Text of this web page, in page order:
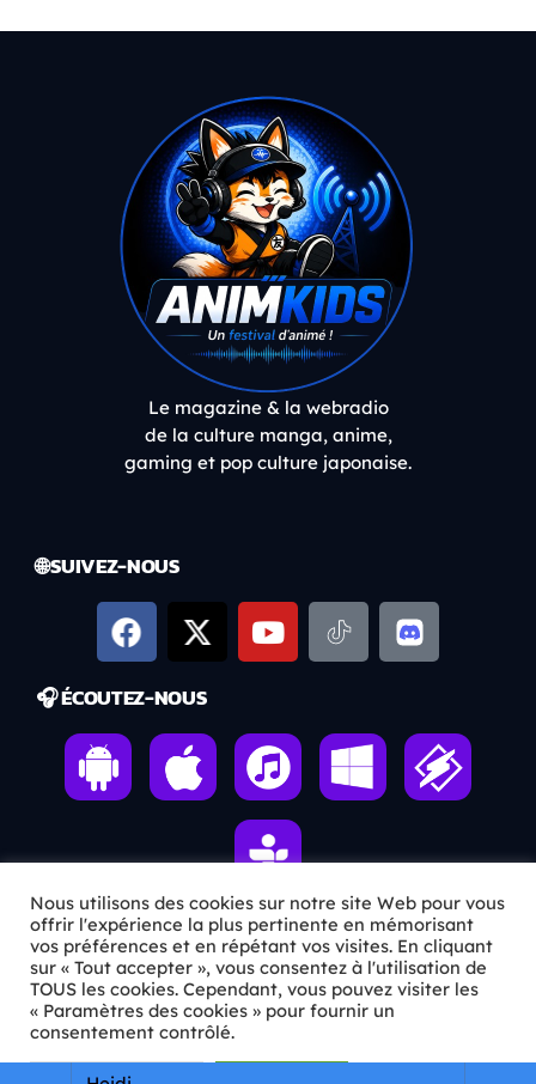
Le magazine & la webradio
de la culture manga, anime,
gaming et pop culture japonaise.
🌐 SUIVEZ-NOUS
🎧 ÉCOUTEZ-NOUS
ℹ️ INFOS PRATIQUES
✉️Contact
🦊Qui sommes-nous ?
Nous utilisons des cookies sur notre site Web pour vous
offrir l'expérience la plus pertinente en mémorisant
vos préférences et en répétant vos visites. En cliquant
sur « Tout accepter », vous consentez à l'utilisation de
TOUS les cookies. Cependant, vous pouvez visiter les
« Paramètres des cookies » pour fournir un
consentement contrôlé.
Paramètres Cookie